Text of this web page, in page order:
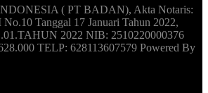
( PT BADAN), Akta Notaris:
Tanggal 17 Januari Tahun 2022,
2022 NIB: 2510220000376
TELP: 628113607579 Powered By